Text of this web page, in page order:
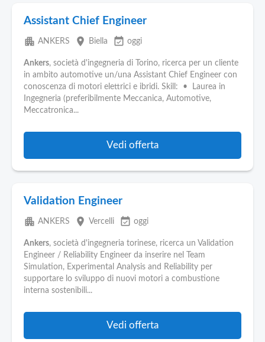
Assistant Chief Engineer
apartment ANKERS place Biella event_available oggi
Ankers, società d'ingegneria di Torino, ricerca per un cliente
in ambito automotive un/una Assistant Chief Engineer con
conoscenza di motori elettrici e ibridi. Skill: • Laurea in
Ingegneria (preferibilmente Meccanica, Automotive,
Meccatronica...
Vedi offerta
Validation Engineer
apartment ANKERS place Vercelli event_available oggi
Ankers, società d'ingegneria torinese, ricerca un Validation
Engineer / Reliability Engineer da inserire nel Team
Simulation, Experimental Analysis and Reliability per
supportare lo sviluppo di nuovi motori a combustione
interna sostenibili...
Vedi offerta